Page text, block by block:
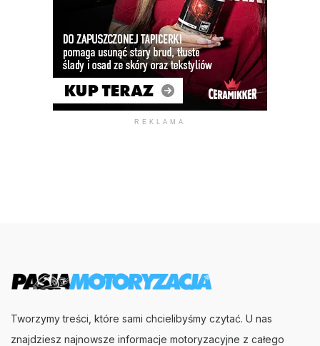
REKLAMA
Tworzymy treści, które sami chcielibyśmy czytać. U nas
znajdziesz najnowsze informacje motoryzacyjne z całego